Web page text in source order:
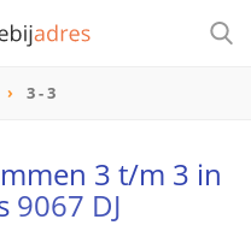
3 - 3
3 t/m 3 in
9067 DJ